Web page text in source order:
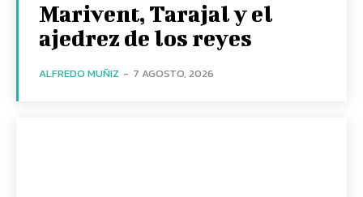
Marivent, Tarajal y el
ajedrez de los reyes
ALFREDO MUÑIZ - 7 AGOSTO, 2026